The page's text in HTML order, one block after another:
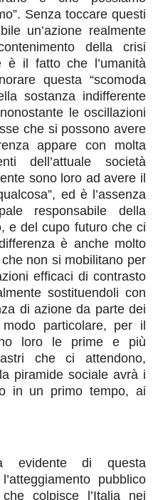
Senza toccare questi
un’azione realmente
della crisi
è il fatto che l’umanità
questa “scomoda
sostanza indifferente
le oscillazioni
che si possono avere
appare con molta
dell’attuale società
sono loro ad avere il
ed è l’assenza
responsabile della
e del cupo futuro che ci
è anche molto
non si mobilitano per
efficaci di contrasto
sostituendoli con
di azione da parte dei
particolare, per il
loro le prime e più
che ci attendono,
piramide sociale avrà i
in un primo tempo, ai
evidente di questa
pubblico
colpisce l’Italia nei